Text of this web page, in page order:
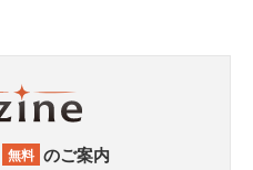
無料 のご案内